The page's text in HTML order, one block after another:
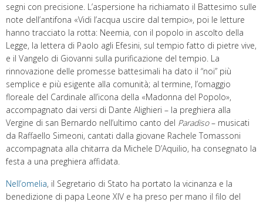
segni con precisione. L’aspersione ha richiamato il Battesimo sulle
note dell’antifona «Vidi l’acqua uscire dal tempio», poi le letture
hanno tracciato la rotta: Neemia, con il popolo in ascolto della
Legge, la lettera di Paolo agli Efesini, sul tempio fatto di pietre vive,
e il Vangelo di Giovanni sulla purificazione del tempio. La
rinnovazione delle promesse battesimali ha dato il “noi” più
semplice e più esigente alla comunità; al termine, l’omaggio
floreale del Cardinale all’icona della «Madonna del Popolo»,
accompagnato dai versi di Dante Alighieri – la preghiera alla
Vergine di san Bernardo nell’ultimo canto del Paradiso– musicati
da Raffaello Simeoni, cantati dalla giovane Rachele Tomassoni
accompagnata alla chitarra da Michele D’Aquilio, ha consegnato la
festa a una preghiera affidata.
Nell’omelia, il Segretario di Stato ha portato la vicinanza e la
benedizione di papa Leone XIV e ha preso per mano il filo del